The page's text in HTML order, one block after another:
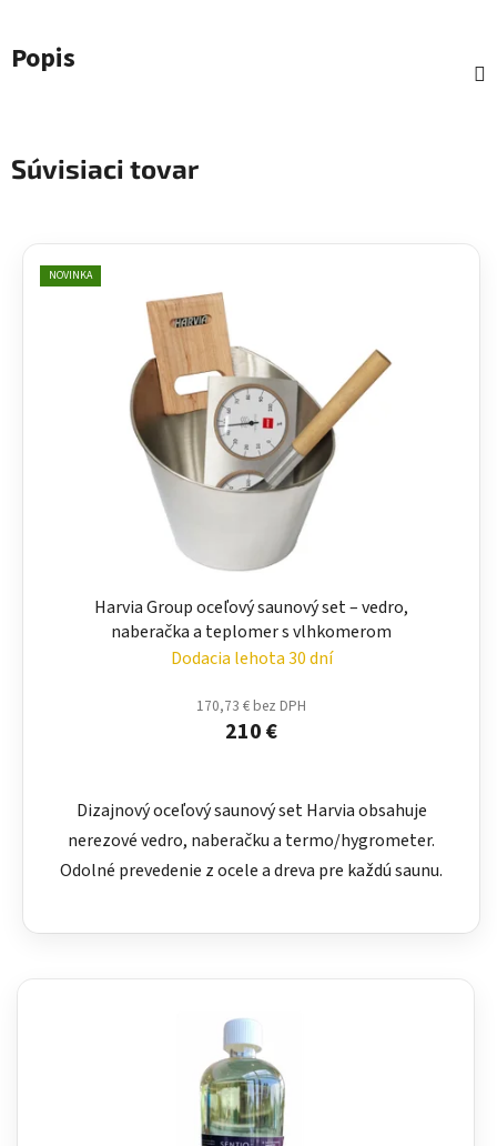
Popis
Súvisiaci tovar
NOVINKA
Harvia Group oceľový saunový set – vedro,
naberačka a teplomer s vlhkomerom
Dodacia lehota 30 dní
170,73 € bez DPH
210 €
Dizajnový oceľový saunový set Harvia obsahuje
nerezové vedro, naberačku a termo/hygrometer.
Odolné prevedenie z ocele a dreva pre každú saunu.